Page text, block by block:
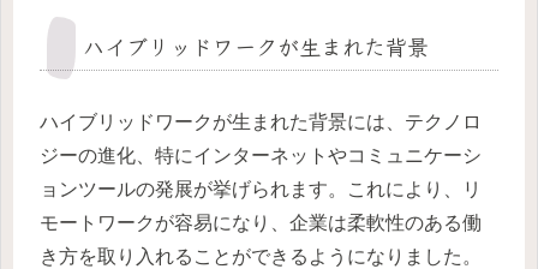
ハイブリッドワークが生まれた背景
ハイブリッドワークが生まれた背景には、テクノロ
ジーの進化、特にインターネットやコミュニケーシ
ョンツールの発展が挙げられます。これにより、リ
モートワークが容易になり、企業は柔軟性のある働
き方を取り入れることができるようになりました。